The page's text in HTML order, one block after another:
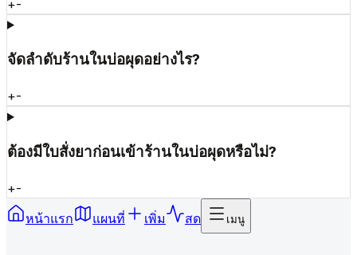
+-
จัดลำดับร้านในบ่อผุดอย่างไร?
+-
ต้องมีใบสั่งยาก่อนเข้าร้านในบ่อผุดหรือไม่?
+-
หน้าแรก
แผนที่ เพิ่ม สด เมนู